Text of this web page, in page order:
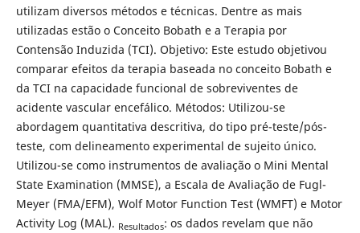
utilizam diversos métodos e técnicas. Dentre as mais
utilizadas estão o Conceito Bobath e a Terapia por
Contensão Induzida (TCI). Objetivo: Este estudo objetivou
comparar efeitos da terapia baseada no conceito Bobath e
da TCI na capacidade funcional de sobreviventes de
acidente vascular encefálico. Métodos: Utilizou-se
abordagem quantitativa descritiva, do tipo pré-teste/pós-
teste, com delineamento experimental de sujeito único.
Utilizou-se como instrumentos de avaliação o Mini Mental
State Examination (MMSE), a Escala de Avaliação de Fugl-
Meyer (FMA/EFM), Wolf Motor Function Test (WMFT) e Motor
Activity Log (MAL). Resultados: os dados revelam que não